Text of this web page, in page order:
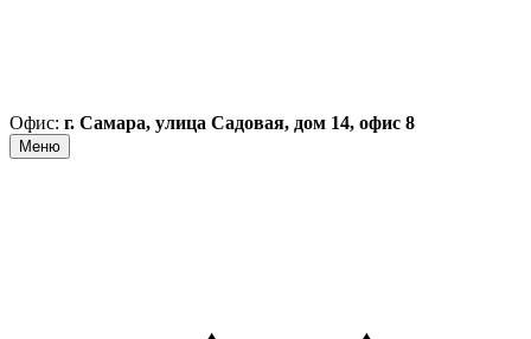
Офис: г. Самара, улица Садовая, дом 14, офис 8
Меню